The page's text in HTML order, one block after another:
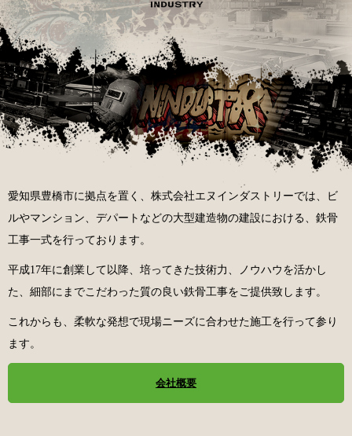
愛知県豊橋市に拠点を置く、株式会社エヌインダストリーでは、ビ
ルやマンション、デパートなどの大型建造物の建設における、鉄骨
工事一式を行っております。
平成17年に創業して以降、培ってきた技術力、ノウハウを活かし
た、細部にまでこだわった質の良い鉄骨工事をご提供致します。
これからも、柔軟な発想で現場ニーズに合わせた施工を行って参り
ます。
会社概要